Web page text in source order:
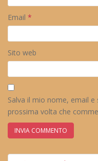
Email *
Sito web
Salva il mio nome, email
prossima volta che